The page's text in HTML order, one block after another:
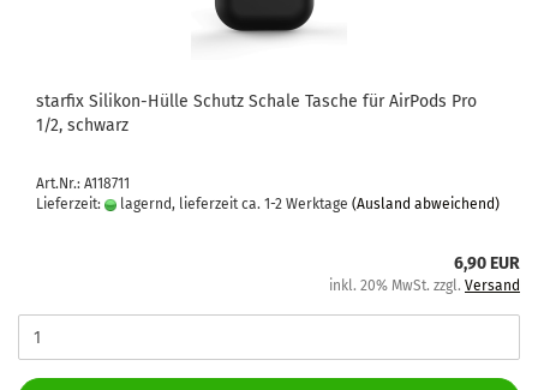
star­fix Silikon-​​Hülle Schutz Scha­le Ta­sche für Air­Pods Pro
1/2, schwarz
Art.Nr.: A118711
Lieferzeit:
lagernd, lieferzeit ca. 1-2 Werktage (Ausland abweichend)
6,90 EUR
inkl. 20% MwSt. zzgl. Versand